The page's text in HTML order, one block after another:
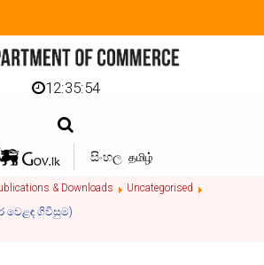
12:35:54
සිංහල தமிழ்
& Downloads
Uncategorised
වෙළඳ ගිවිසුම)